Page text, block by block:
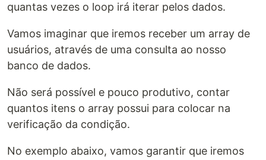
quantas vezes o loop irá iterar pelos dados.
Vamos imaginar que iremos receber um array de
usuários, através de uma consulta ao nosso
banco de dados.
Não será possível e pouco produtivo, contar
quantos itens o array possui para colocar na
verificação da condição.
No exemplo abaixo, vamos garantir que iremos